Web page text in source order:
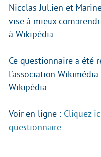
Nicolas Jullien et
vise à mieux
à Wikipédia.
Ce questionnaire a été
l’association
Wikipédia.
Voir en ligne : Cliquez
questionnaire